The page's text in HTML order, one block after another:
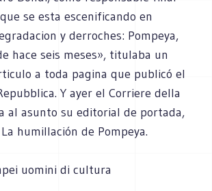
se esta escenificando en
y derroches: Pompeya,
hace seis meses», titulaba un
a toda pagina que publicó el
Y ayer el Corriere della
al asunto su editorial de portada,
humillación de Pompeya.
uomini di cultura